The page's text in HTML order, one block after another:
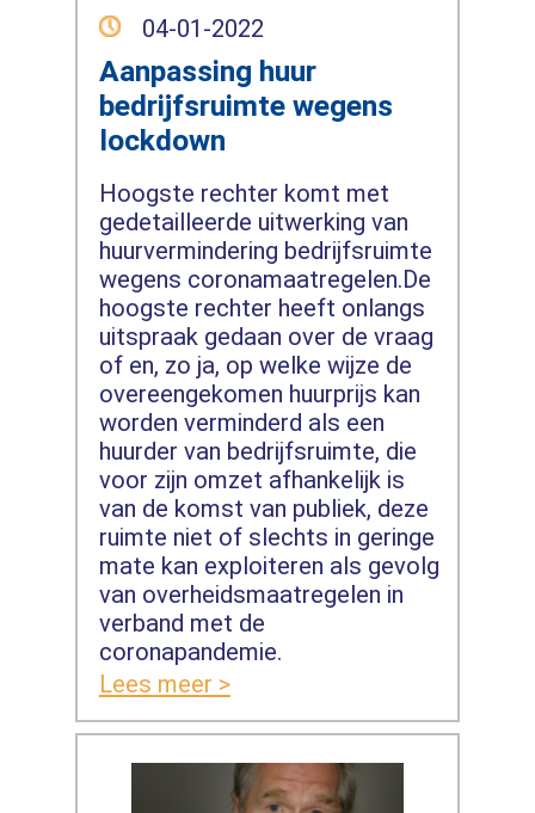
04-01-2022
Aanpassing huur
bedrijfsruimte wegens
lockdown
Hoogste rechter komt met
gedetailleerde uitwerking van
huurvermindering bedrijfsruimte
wegens coronamaatregelen.De
hoogste rechter heeft onlangs
uitspraak gedaan over de vraag
of en, zo ja, op welke wijze de
overeengekomen huurprijs kan
worden verminderd als een
huurder van bedrijfsruimte, die
voor zijn omzet afhankelijk is
van de komst van publiek, deze
ruimte niet of slechts in geringe
mate kan exploiteren als gevolg
van overheidsmaatregelen in
verband met de
coronapandemie.
Lees meer >